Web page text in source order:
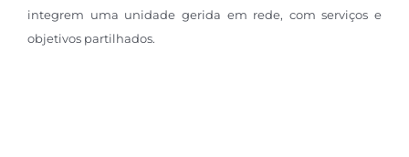
integrem uma unidade gerida em rede, com serviços e
objetivos partilhados.